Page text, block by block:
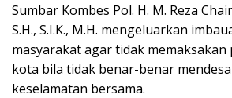
Sumbar Kombes Pol. H. M. Reza
S.H., S.I.K., M.H. mengeluarkan
masyarakat agar tidak
kota bila tidak benar-benar
keselamatan bersama.